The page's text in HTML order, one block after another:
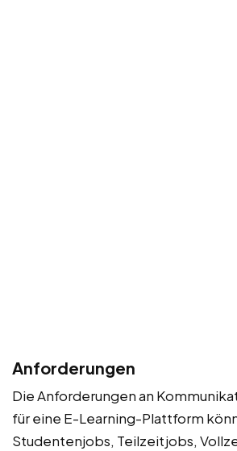
Anforderungen
Die Anforderungen an
für eine E-Learning-Plattform
Studentenjobs, Teilzeitjobs,